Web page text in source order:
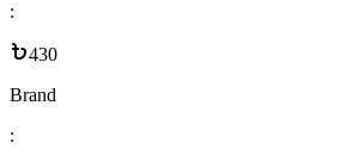
:
430
Brand
: